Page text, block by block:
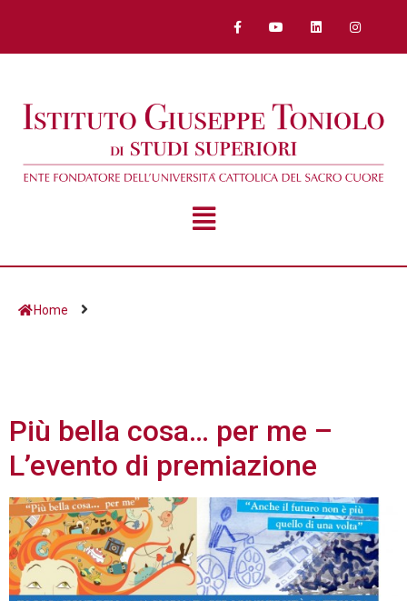
Home
Più bella cosa… per me –
L’evento di premiazione